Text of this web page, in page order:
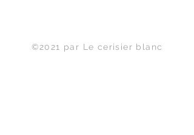
©2021 par Le cerisier blanc